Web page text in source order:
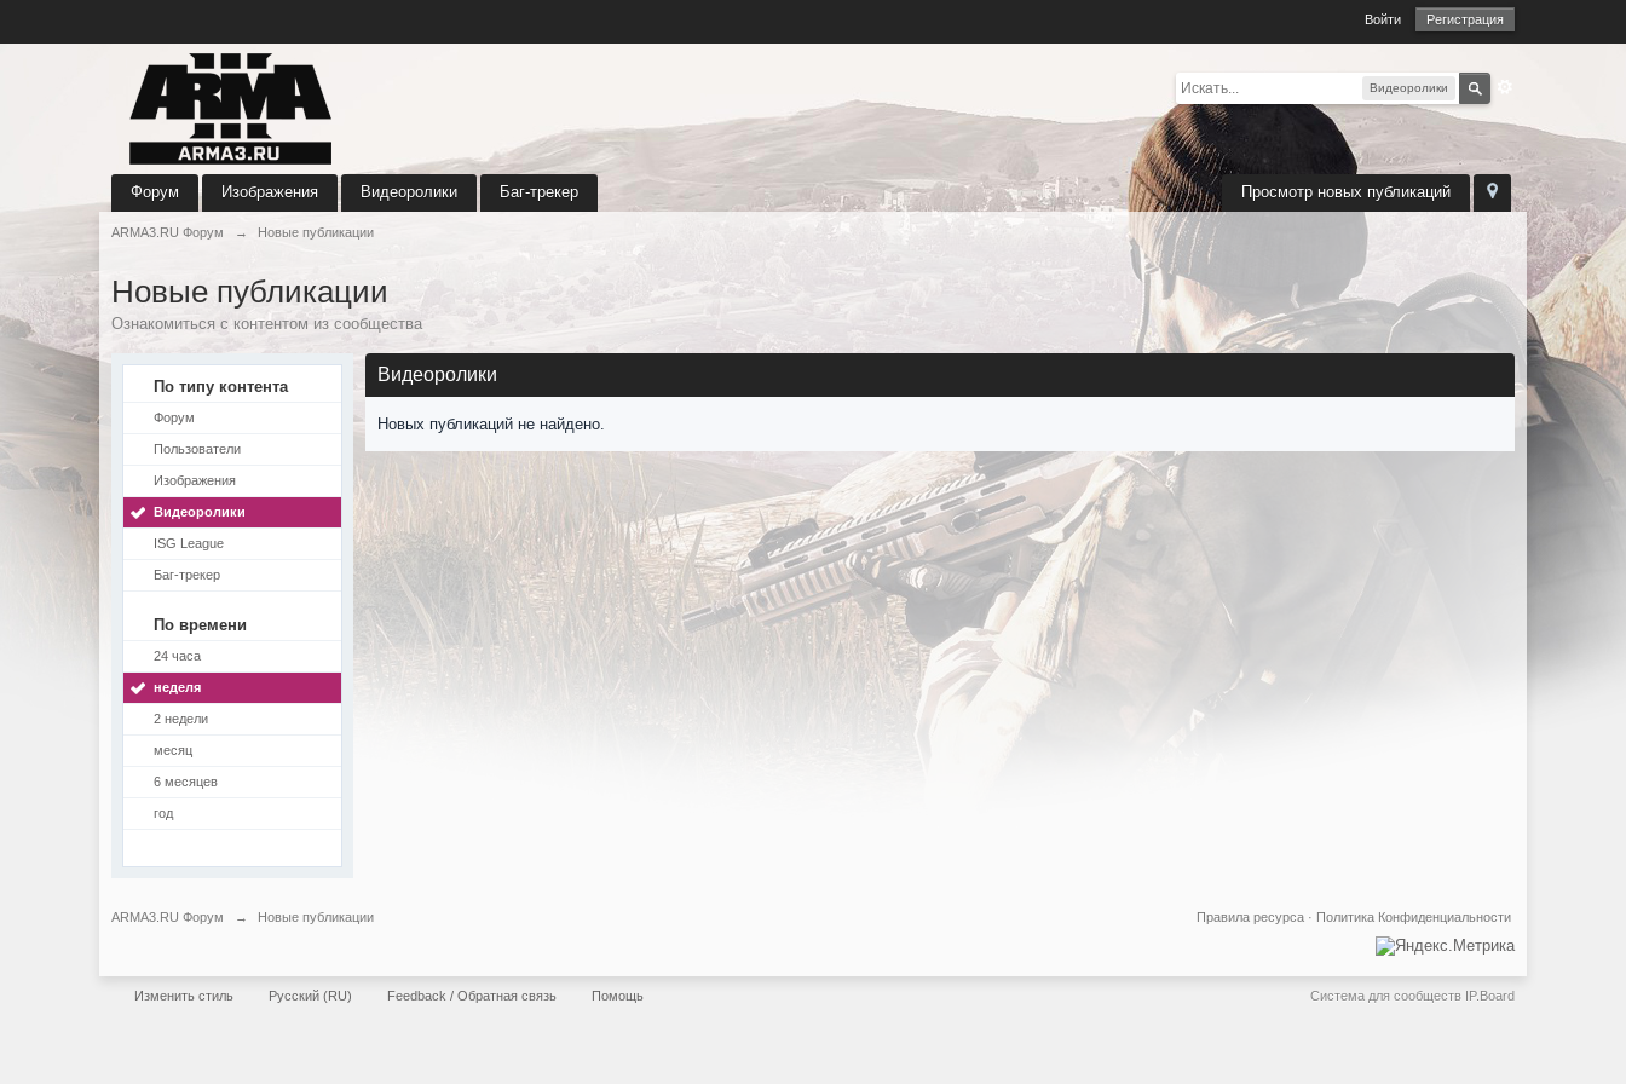
Войти Регистрация
Видеоролики
Просмотр новых публикаций
Форум Изображения Видеоролики Баг-трекер
ARMA3.RU Форум → Новые публикации
Новые публикации
Ознакомиться с контентом из сообщества
По типу контента
Форум
Пользователи
Изображения
Видеоролики
ISG League
Баг-трекер
По времени
24 часа
неделя
2 недели
месяц
6 месяцев
год
Видеоролики
Новых публикаций не найдено.
ARMA3.RU Форум → Новые публикации Политика Конфиденциальности
Правила ресурса ·
Изменить стиль Русский (RU) Feedback / Обратная связь Помощь Система для сообществ IP.Board